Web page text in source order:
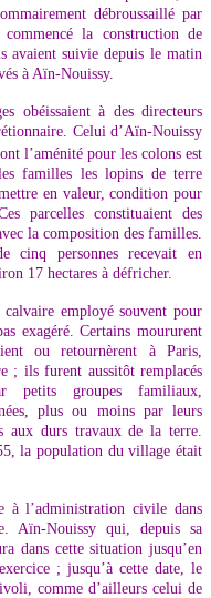
débroussaillé par
la construction de
avaient suivie depuis le matin
à Aïn-Nouissy.
obéissaient à des directeurs
Celui d’Aïn-Nouissy
l’aménité pour les colons est
familles les lopins de terre
en valeur, condition pour
parcelles constituaient des
la composition des familles.
cinq personnes recevait en
17 hectares à défricher.
employé souvent pour
exagéré. Certains moururent
ou retournèrent à Paris,
; ils furent aussitôt remplacés
petits groupes familiaux,
plus ou moins par leurs
aux durs travaux de la terre.
la population du village était
à l’administration civile dans
Aïn-Nouissy qui, depuis sa
dans cette situation jusqu’en
; jusqu’à cette date, le
comme d’ailleurs celui de